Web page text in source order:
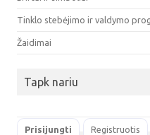
Tinklo stebėjimo ir valdymo
Žaidimai
Tapk nariu
Prisijungti Registruotis